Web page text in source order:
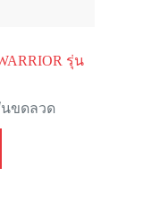
รุ่น
นขดลวด